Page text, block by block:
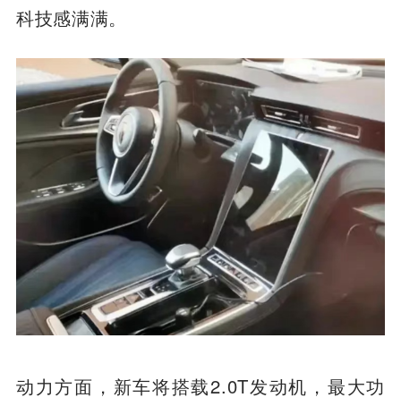
科技感满满。
动力方面，新车将搭载2.0T发动机，最大功